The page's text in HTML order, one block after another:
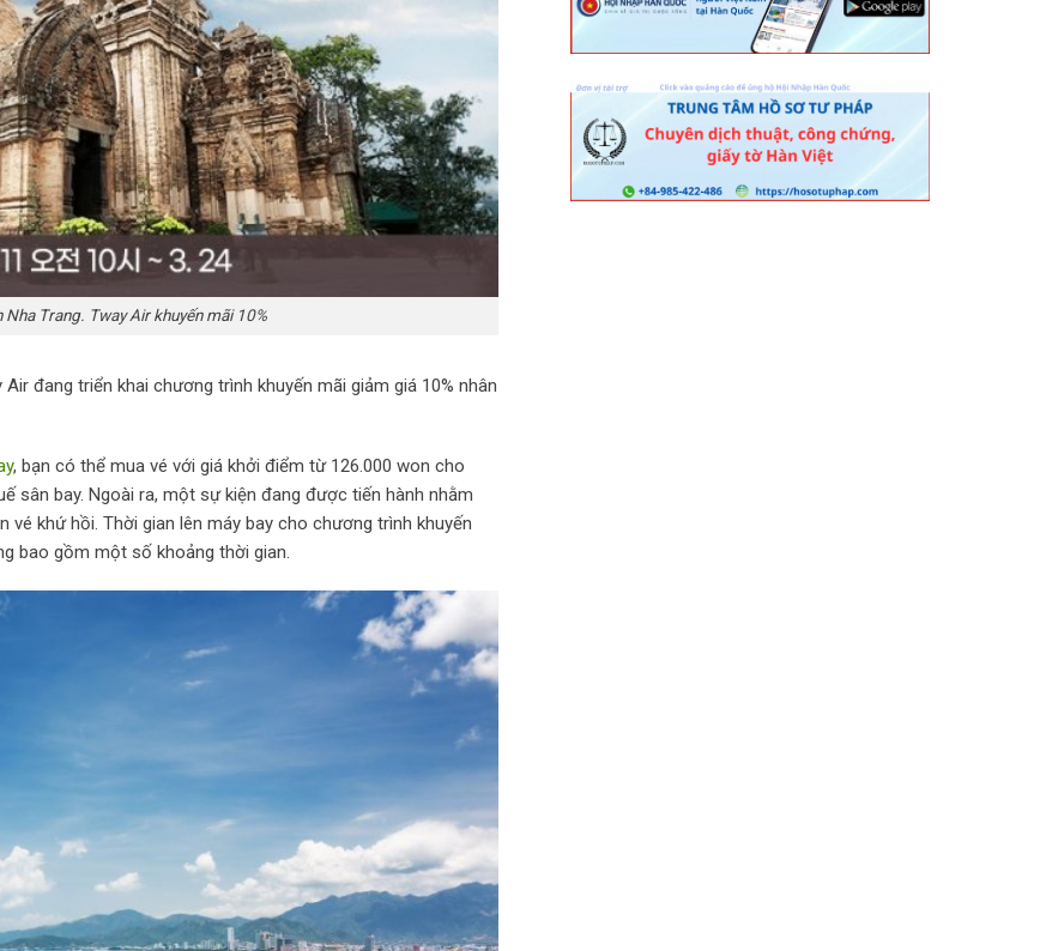
Trang. Tway Air khuyến mãi 10%
đang triển khai chương trình khuyến mãi giảm giá 10% nhân
, bạn có thể mua vé với giá khởi điểm từ 126.000 won cho
sân bay. Ngoài ra, một sự kiện đang được tiến hành nhằm
khứ hồi. Thời gian lên máy bay cho chương trình khuyến
bao gồm một số khoảng thời gian.